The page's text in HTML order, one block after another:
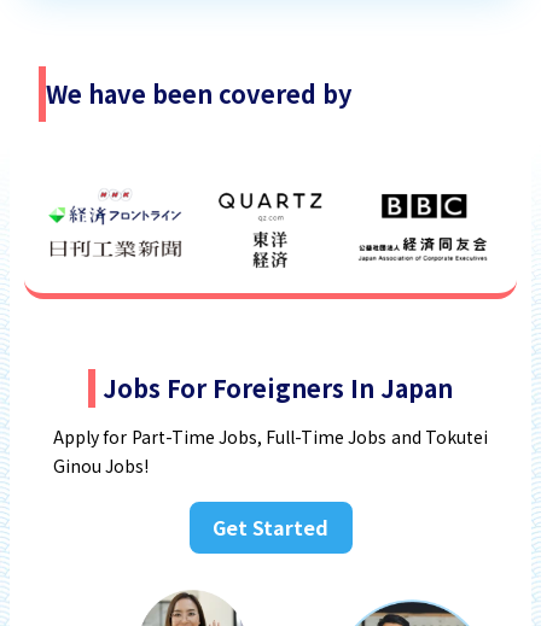
We have been covered by
Jobs For Foreigners In Japan
Apply for Part-Time Jobs, Full-Time Jobs and Tokutei
Ginou Jobs!
Get Started